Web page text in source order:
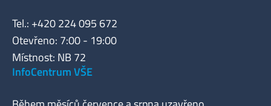
Tel.: +420 224 095 672
Otevřeno: 7:00 - 19:00
Místnost: NB 72
InfoCentrum VŠE